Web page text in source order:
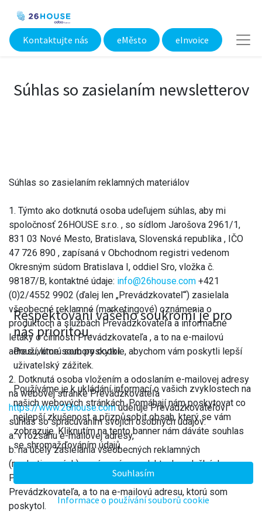
Kontaktujte nás eMěsto​ eInvoice
Súhlas so zasielaním newsletterov
Súhlas so zasielaním reklamných materiálov
1. Týmto ako dotknutá osoba udeľujem súhlas, aby mi
spoločnosť 26HOUSE s.r.o. , so sídlom Jarošova 2961/1,
831 03 Nové Mesto, Bratislava, Slovenská republika , IČO
47 726 890 , zapísaná v Obchodnom registri vedenom
Okresným súdom Bratislava I, oddiel Sro, vložka č.
98187/B, kontaktné údaje: info@26house.com +421
(0)2/4552 9902 (ďalej len „Prevádzkovateľ“) zasielala
všeobecné reklamné (marketingové) oznámenia o
produktoch a službách Prevádzkovateľa a informačné
letáky o činnosti Prevádzkovateľa , a to na e-mailovú
adresu, ktorú som poskytol.
2. Dotknutá osoba vložením a odoslaním e-mailovej adresy
na webovej stránke Prevádzkovateľa
https://www.26house.comudeľuje Prevádzkovateľovi
súhlas so spracúvaním svojich osobných údajov:
a. v rozsahu e-mailovej adresy,
b. na účely zasielania všeobecných reklamných
(marketingových) oznámení o produktoch a službách
Prevádzkovateľa a informačné letáky o činnosti
Prevádzkovateľa, a to na e-mailovú adresu, ktorú som
poskytol.
Respektování vašeho soukromí je pro
nás prioritou.
Používáme soubory cookie, abychom vám poskytli lepší
uživatelský zážitek.
Používáme je k ukládání informací o vašich zvyklostech na
našich webových stránkách. Pomáhají nám poskytovat co
nejlepší zkušenost a přizpůsobit obsah, který se vám
zobrazuje. Kliknutím na tento banner nám dáváte souhlas
se shromažďováním údajů.
Souhlasím
Informace o používání souborů cookie